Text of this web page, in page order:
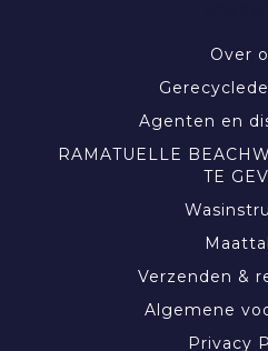
Over
Agenten en
RAMATUELLE
TE
Verzenden &
Algemene
Privacy